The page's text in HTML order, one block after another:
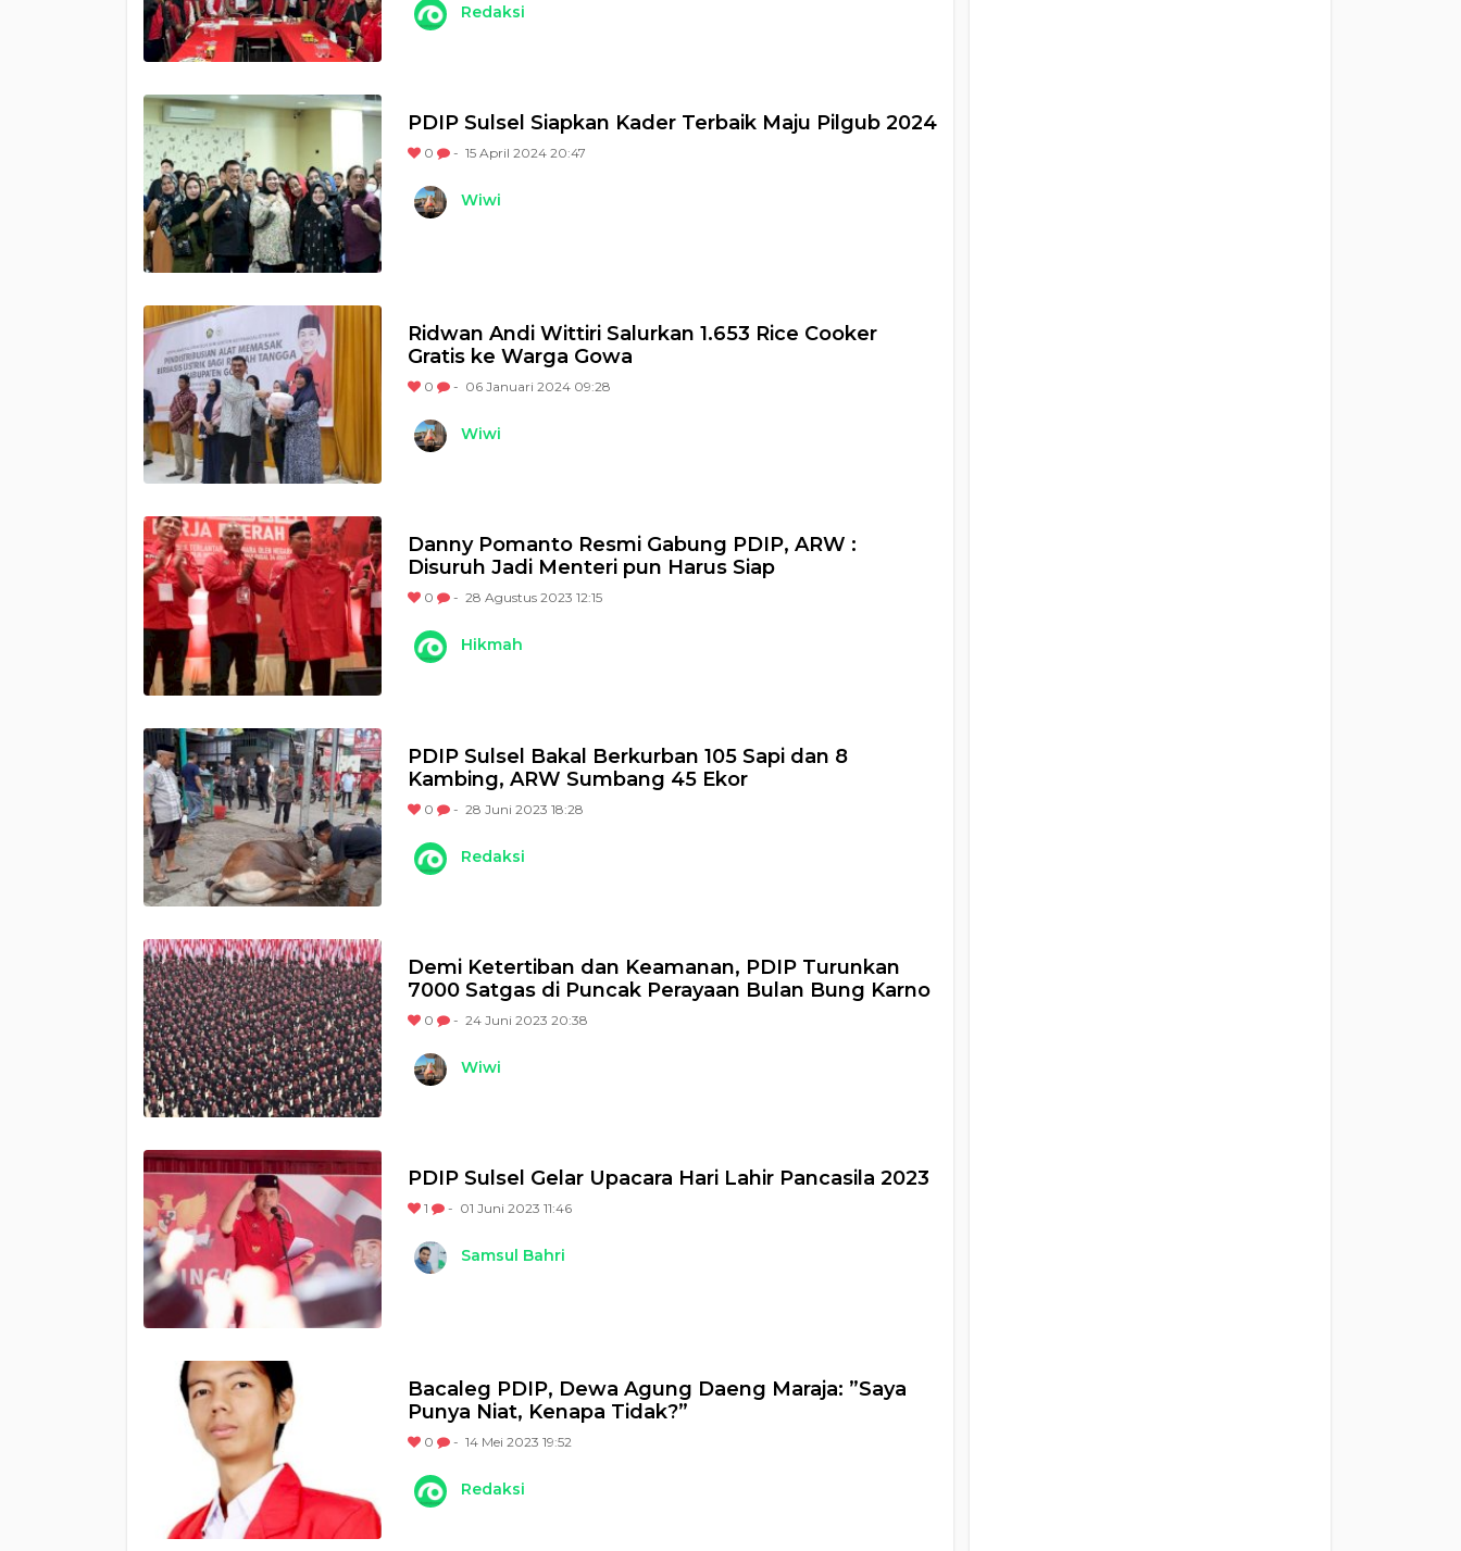
Redaksi
PDIP Sulsel Siapkan Kader Terbaik Maju Pilgub 2024
0 - 15 April 2024 20:47
Wiwi
Ridwan Andi Wittiri Salurkan 1.653 Rice Cooker
Gratis ke Warga Gowa
0 - 06 Januari 2024 09:28
Wiwi
Danny Pomanto Resmi Gabung PDIP, ARW :
Disuruh Jadi Menteri pun Harus Siap
0 - 28 Agustus 2023 12:15
Hikmah
PDIP Sulsel Bakal Berkurban 105 Sapi dan 8
Kambing, ARW Sumbang 45 Ekor
0 - 28 Juni 2023 18:28
Redaksi
Demi Ketertiban dan Keamanan, PDIP Turunkan
7000 Satgas di Puncak Perayaan Bulan Bung Karno
0 - 24 Juni 2023 20:38
Wiwi
PDIP Sulsel Gelar Upacara Hari Lahir Pancasila 2023
1 - 01 Juni 2023 11:46
Samsul Bahri
Bacaleg PDIP, Dewa Agung Daeng Maraja: ”Saya
Punya Niat, Kenapa Tidak?”
0 - 14 Mei 2023 19:52
Redaksi